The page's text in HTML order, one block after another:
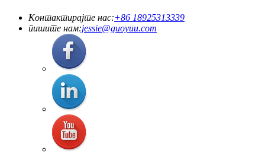
Контактирајте нас:+86 18925313339
пишите нам:jessie@guoyuu.com